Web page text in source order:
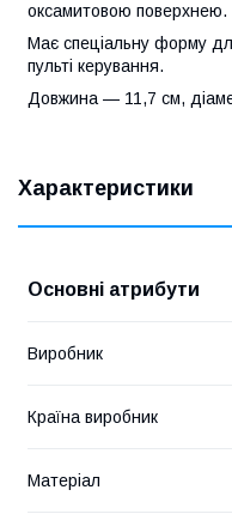
оксамитовою поверхнею.
Має спеціальну форму
пульті керування.
Довжина — 11,7 см,
Характеристики
Основні атрибути
Виробник
Країна виробник
Матеріал